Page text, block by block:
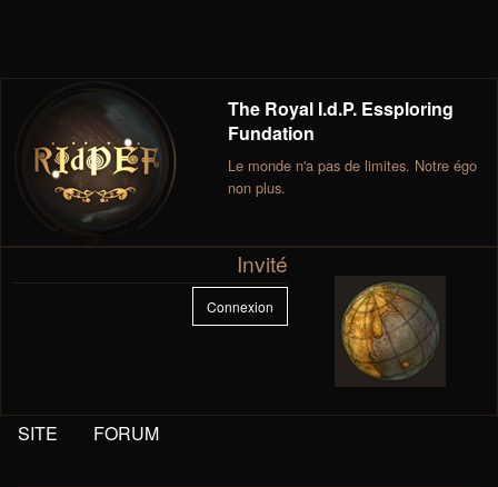
The Royal I.d.P. Essploring
Fundation
Le monde n'a pas de limites. Notre égo
non plus.
Invité
Connexion
SITE FORUM